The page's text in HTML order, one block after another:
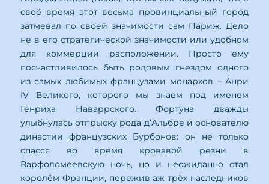
своё время этот весьма провинциальный город
затмевал по своей значимости сам Париж. Дело
не в его стратегической значимости или удобном
для коммерции расположении. Просто ему
посчастливилось быть родовым гнездом одного
из самых любимых французами монархов – Анри
IV Великого, которого мы знаем под именем
Генриха Наваррского. Фортуна дважды
улыбнулась отпрыску рода д’Альбре и основателю
династии французских Бурбонов: он не только
спасся во время кровавой резни в
Варфоломеевскую ночь, но и неожиданно стал
королём Франции, пережив аж трёх наследников